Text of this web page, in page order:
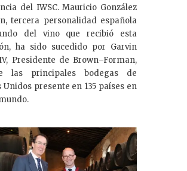
del IWSC. Mauricio González
tercera personalidad española
del vino que recibió esta
ha sido sucedido por Garvin
Presidente de Brown–Forman,
las principales bodegas de
Unidos presente en 135 países en